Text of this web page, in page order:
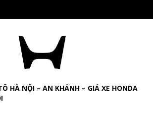
HÀ NỘI – AN KHÁNH – GIÁ XE HONDA